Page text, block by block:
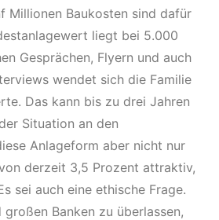
Millionen Baukosten sind dafür
liegt bei 5.000
Gesprächen, Flyern und auch
wendet sich die Familie
Das kann bis zu drei Jahren
Situation an den
Anlageform aber nicht nur
derzeit 3,5 Prozent attraktiv,
sei auch eine ethische Frage.
Banken zu überlassen,